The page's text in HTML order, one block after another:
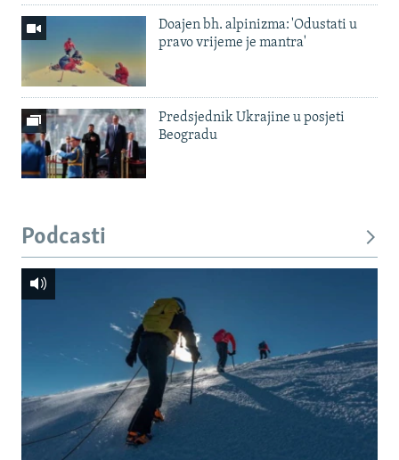
Doajen bh. alpinizma: 'Odustati u
pravo vrijeme je mantra'
Predsjednik Ukrajine u posjeti
Beogradu
Podcasti